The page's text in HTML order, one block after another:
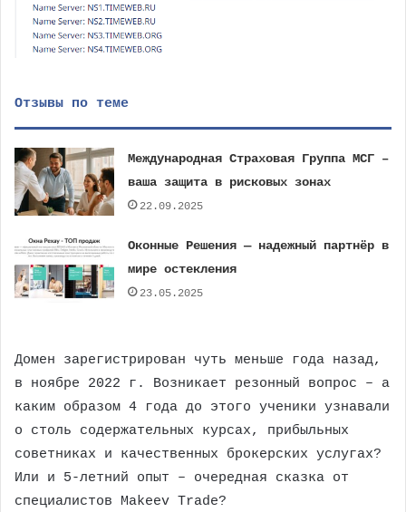
Отзывы по теме
Международная Страховая Группа МСГ –
ваша защита в рисковых зонах
22.09.2025
Оконные Решения — надежный партнёр в
мире остекления
23.05.2025
Домен зарегистрирован чуть меньше года назад,
в ноябре 2022 г. Возникает резонный вопрос – а
каким образом 4 года до этого ученики узнавали
о столь содержательных курсах, прибыльных
советниках и качественных брокерских услугах?
Или и 5-летний опыт – очередная сказка от
специалистов Makeev Trade?